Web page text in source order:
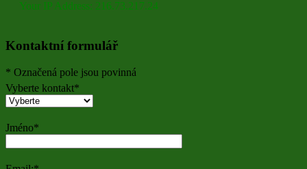
Your IP Address: 216.73.217.24
Kontaktní formulář
* Označená pole jsou povinná
Vyberte kontakt*
Jméno*